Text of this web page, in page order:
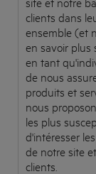
clients dans
ensemble (et
en savoir plus
en tant
de nous
produits et
nous
les plus
d'intéresser
de notre site
clients.